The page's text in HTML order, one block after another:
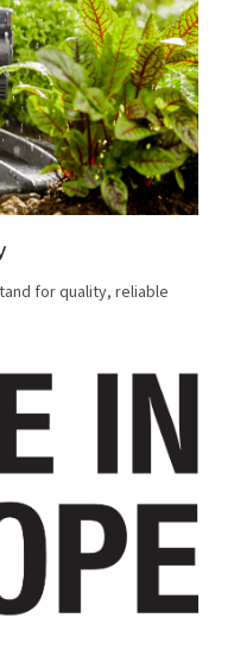
for quality, reliable